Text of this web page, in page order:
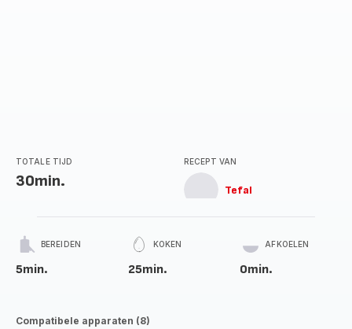
TOTALE TIJD
30min.
RECEPT VAN
Tefal
BEREIDEN
5min.
KOKEN
25min.
AFKOELEN
0min.
Compatibele apparaten (8)